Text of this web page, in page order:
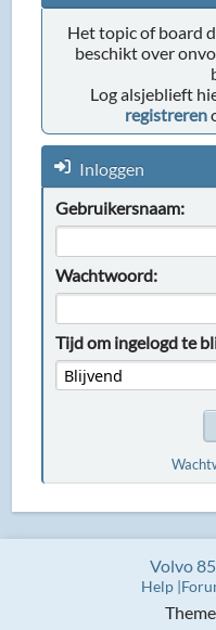
Het topic of board
beschikt over
Log alsjeblieft
registreren
Inloggen
Gebruikersnaam:
Wachtwoord:
Tijd om ingelogd te
Volvo
Help